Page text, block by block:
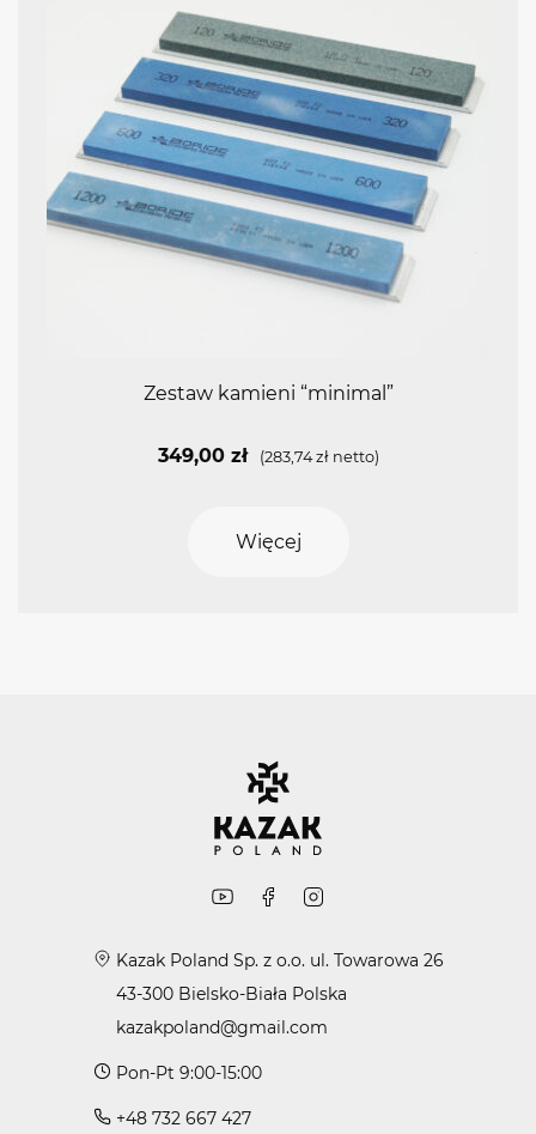
Zestaw kamieni “minimal”
349,00 zł (283,74złnetto)
Więcej
Kazak Poland Sp. z o.o. ul. Towarowa 26
43-300 Bielsko-Biała Polska
kazakpoland@gmail.com
Pon-Pt 9:00-15:00
+48 732 667 427